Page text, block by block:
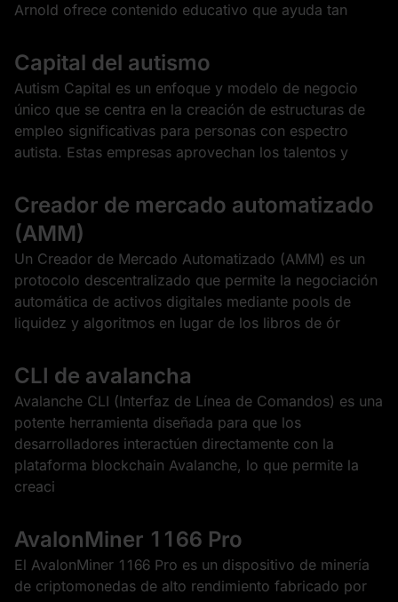
Arnold ofrece contenido educativo que ayuda tan
Capital del autismo
Autism Capital es un enfoque y modelo de negocio
único que se centra en la creación de estructuras de
empleo significativas para personas con espectro
autista. Estas empresas aprovechan los talentos y
Creador de mercado automatizado
(AMM)
Un Creador de Mercado Automatizado (AMM) es un
protocolo descentralizado que permite la negociación
automática de activos digitales mediante pools de
liquidez y algoritmos en lugar de los libros de ór
CLI de avalancha
Avalanche CLI (Interfaz de Línea de Comandos) es una
potente herramienta diseñada para que los
desarrolladores interactúen directamente con la
plataforma blockchain Avalanche, lo que permite la
creaci
AvalonMiner 1166 Pro
El AvalonMiner 1166 Pro es un dispositivo de minería
de criptomonedas de alto rendimiento fabricado por